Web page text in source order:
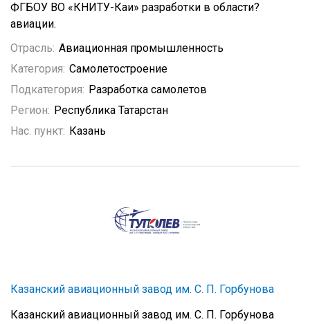
ФГБОУ ВО «КНИТУ-Каи» разработки в области?
авиации.
Отрасль: Авиационная промышленность
Категория: Самолетостроение
Подкатегория: Разработка самолетов
Регион: Республика Татарстан
Нас. пункт: Казань
Казанский авиационный завод им. С. П. Горбунова
Казанский авиационный завод им. С. П. Горбунова